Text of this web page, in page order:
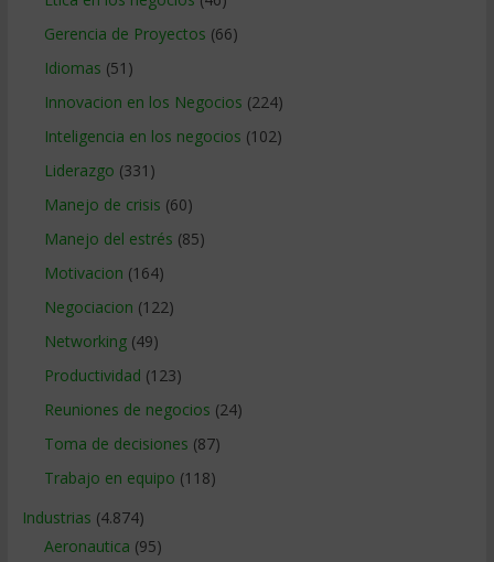
Gerencia de Proyectos (66)
Idiomas (51)
Innovacion en los Negocios (224)
Inteligencia en los negocios (102)
Liderazgo (331)
Manejo de crisis (60)
Manejo del estrés (85)
Motivacion (164)
Negociacion (122)
Networking(49)
Productividad (123)
Reuniones de negocios (24)
Toma de decisiones (87)
Trabajo en equipo (118)
Industrias (4.874)
Aeronautica (95)